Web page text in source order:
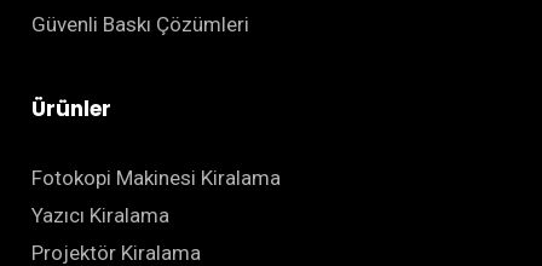
Güvenli Baskı Çözümleri
Ürünler
Fotokopi Makinesi Kiralama
Yazıcı Kiralama
Projektör Kiralama